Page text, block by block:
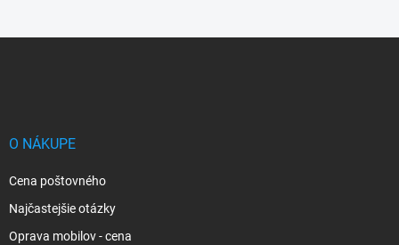
O NÁKUPE
Cena poštovného
Najčastejšie otázky
Oprava mobilov - cena